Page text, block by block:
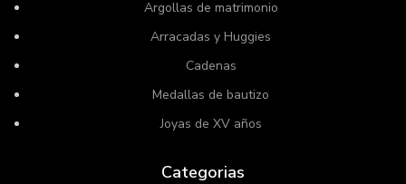
Argollas de matrimonio
Arracadas y Huggies
Cadenas
Medallas de bautizo
Joyas de XV años
Categorias